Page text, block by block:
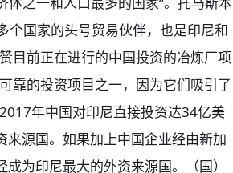
个国家的头号贸易伙伴，也是印尼和
目前正在进行的中国投资的冶炼厂项
靠的投资项目之一，因为它们吸引了
年中国对印尼直接投资达34亿美
源国。如果加上中国企业经由新加
为印尼最大的外资来源国。（国）